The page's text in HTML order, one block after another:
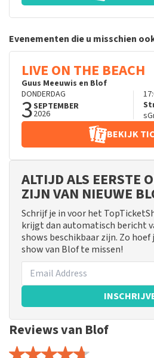
Evenementen die u misschien
LIVE ON THE BEACH
Guus Meeuwis en Blof
DONDERDAG
3SEPTEMBER
2026
BEKIJK
ALTIJD ALS EERSTE
ZIJN VAN NIEUWE
Schrijf je in voor het
krijgt dan automatisch bericht
shows beschikbaar zijn. Zo
show van Blof te missen!
Reviews van Blof